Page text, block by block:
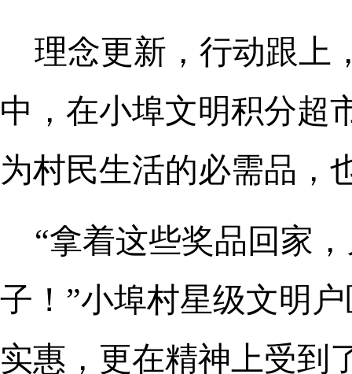
理念更新，行动跟上
中，在小埠文明积分超
为村民生活的必需品，
“拿着这些奖品回家
子！”小埠村星级文明
实惠，更在精神上受到